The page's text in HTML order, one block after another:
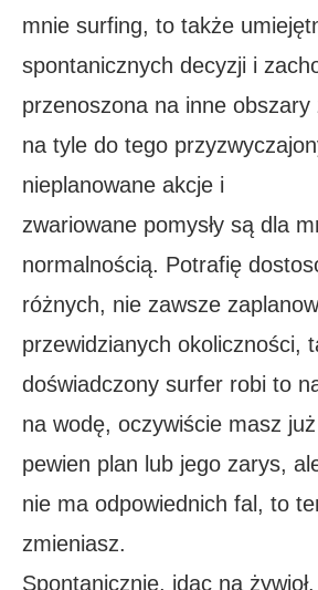
mnie surfing, to także
spontanicznych decyzji i
przenoszona na inne
na tyle do tego
nieplanowane akcje i
zwariowane pomysły są dla
normalnością. Potrafię
różnych, nie zawsze
przewidzianych okoliczności,
doświadczony surfer robi to
na wodę, oczywiście masz już
pewien plan lub jego zarys,
nie ma odpowiednich fal, to
zmieniasz.
Spontanicznie, idąc na